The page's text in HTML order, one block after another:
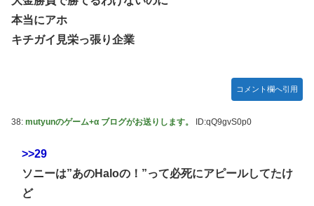
本当にアホ
キチガイ見栄っ張り企業
コメント欄へ引用
38: mutyunのゲーム+α ブログがお送りします。 ID:qQ9gvS0p0
>>29
ソニーは”あのHaloの！”って必死にアピールしてたけ
ど